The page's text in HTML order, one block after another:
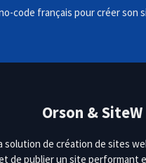
code français pour créer
Orson & SiteW
solution de création de sites
de publier un site performant